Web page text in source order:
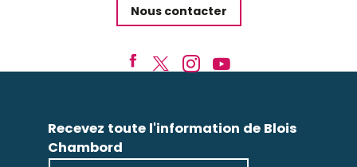
Nous contacter
Recevez toute l'information de Blois
Chambord